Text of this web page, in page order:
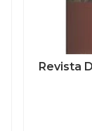
Revista